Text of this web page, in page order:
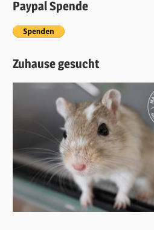
Paypal Spende
Zuhause gesucht